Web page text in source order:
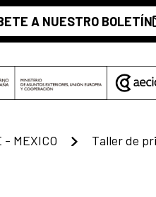
A NUESTRO BOLETÍN
- MEXICO